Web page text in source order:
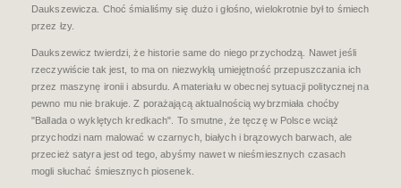
Daukszewicza. Choć śmialiśmy się dużo i głośno, wielokrotnie był to śmiech
przez łzy.
Daukszewicz twierdzi, że historie same do niego przychodzą. Nawet jeśli
rzeczywiście tak jest, to ma on niezwykłą umiejętność przepuszczania ich
przez maszynę ironii i absurdu. A materiału w obecnej sytuacji politycznej na
pewno mu nie brakuje. Z porażającą aktualnością wybrzmiała choćby
"Ballada o wyklętych kredkach". To smutne, że tęczę w Polsce wciąż
przychodzi nam malować w czarnych, białych i brązowych barwach, ale
przecież satyra jest od tego, abyśmy nawet w nieśmiesznych czasach
mogli słuchać śmiesznych piosenek.